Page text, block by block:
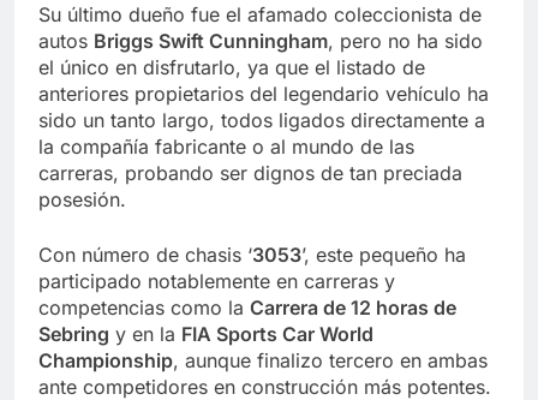
Su último dueño fue el afamado coleccionista de
autos Briggs Swift Cunningham, pero no ha sido
el único en disfrutarlo, ya que el listado de
anteriores propietarios del legendario vehículo ha
sido un tanto largo, todos ligados directamente a
la compañía fabricante o al mundo de las
carreras, probando ser dignos de tan preciada
posesión.
Con número de chasis ‘3053’, este pequeño ha
participado notablemente en carreras y
competencias como la Carrera de 12 horas de
Sebring y en la FIA Sports Car World
Championship, aunque finalizo tercero en ambas
ante competidores en construcción más potentes.